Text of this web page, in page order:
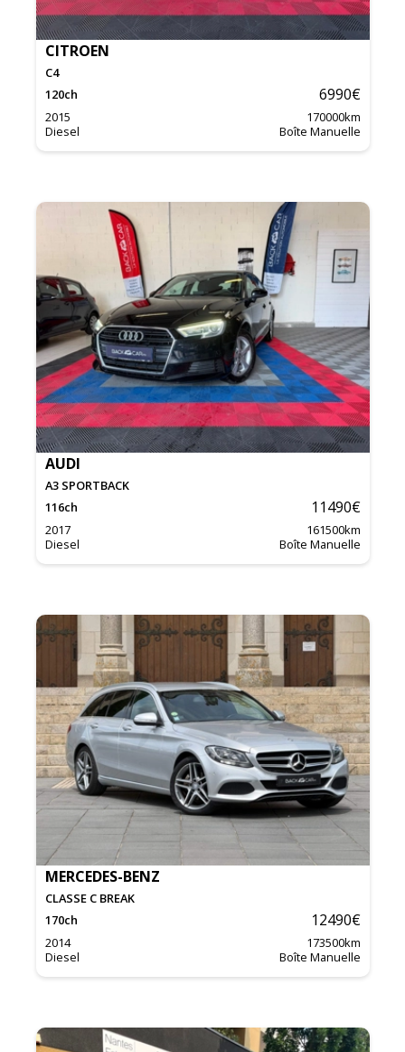
CITROEN
C4
120ch 6990€
2015 170000km
Diesel
Boîte Manuelle
AUDI
A3 SPORTBACK
116ch 11490€
2017 161500km
Diesel
Boîte Manuelle
MERCEDES-BENZ
CLASSE C BREAK
170ch 12490€
2014 173500km
Diesel
Boîte Manuelle